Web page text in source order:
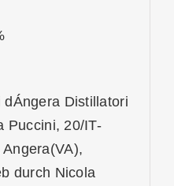
dÁngera Distillatori
Puccini, 20/IT-
Angera(VA),
durch Nicola